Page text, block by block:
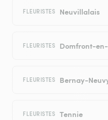
FLEURISTES Neuvillalais
FLEURISTES Domfront-
FLEURISTES Bernay-
FLEURISTES Tennie